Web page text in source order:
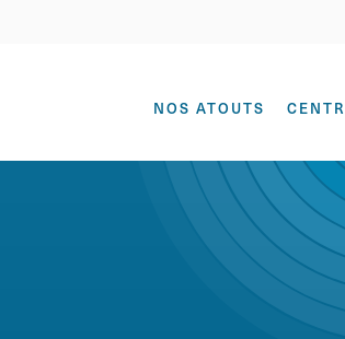
NOS ATOUTS